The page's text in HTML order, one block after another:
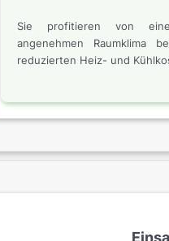
Sie profitieren von
angenehmen Raumklima
reduzierten Heiz- und